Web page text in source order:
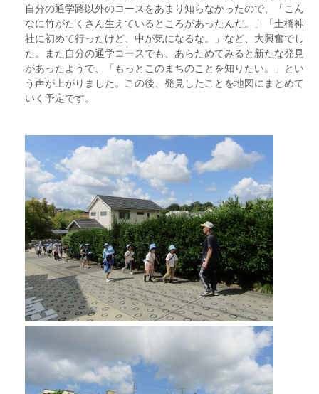
自分の通学路以外のコースをあまり知らなかったので、「こん
なに竹がたくさん生えているところがあったんだ。」「土橋神
社に初めて行ったけど、中が気になるな。」など、大興奮でし
た。また自分の通学コースでも、あらためてみると新たな発見
があったようで、「もっとこのまちのことを知りたい。」とい
う声が上がりました。この後、発見したことを地図にまとめて
いく予定です。